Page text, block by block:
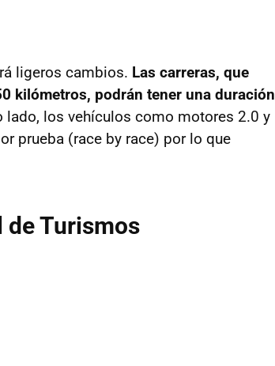
ligeros cambios. Las carreras, que
kilómetros, podrán tener una duración
lado, los vehículos como motores 2.0 y
prueba (race by race) por lo que
de Turismos